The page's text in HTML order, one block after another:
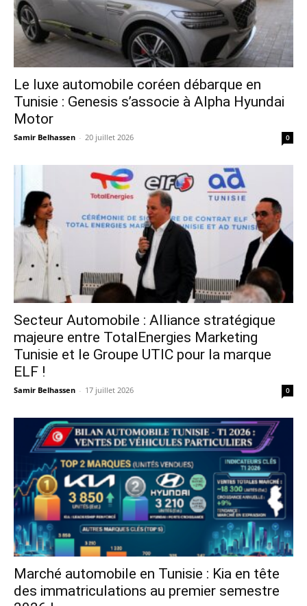
Le luxe automobile coréen débarque en
Tunisie : Genesis s’associe à Alpha Hyundai
Motor
Samir Belhassen - 20 juillet 2026 0
Secteur Automobile : Alliance stratégique
majeure entre TotalEnergies Marketing
Tunisie et le Groupe UTIC pour la marque
ELF !
Samir Belhassen - 17 juillet 2026 0
Marché automobile en Tunisie : Kia en tête
des immatriculations au premier semestre